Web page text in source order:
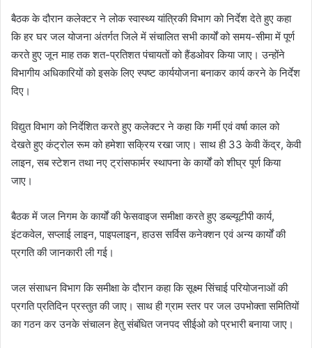
बैठक के दौरान कलेक्टर ने लोक स्वास्थ्य यांत्रिकी विभाग को निर्देश देते हुए कहा
कि हर घर जल योजना अंतर्गत जिले में संचालित सभी कार्यों को समय-सीमा में पूर्ण
करते हुए जून माह तक शत-प्रतिशत पंचायतों को हैंडओवर किया जाए। उन्होंने
विभागीय अधिकारियों को इसके लिए स्पष्ट कार्ययोजना बनाकर कार्य करने के निर्देश
दिए।
विद्युत विभाग को निर्देशित करते हुए कलेक्टर ने कहा कि गर्मी एवं वर्षा काल को
देखते हुए कंट्रोल रूम को हमेशा सक्रिय रखा जाए। साथ ही 33 केवी केंद्र, केवी
लाइन, सब स्टेशन तथा नए ट्रांसफार्मर स्थापना के कार्यों को शीघ्र पूर्ण किया
जाए।
बैठक में जल निगम के कार्यों की फेसवाइज समीक्षा करते हुए डब्ल्यूटीपी कार्य,
इंटकवेल, सप्लाई लाइन, पाइपलाइन, हाउस सर्विस कनेक्शन एवं अन्य कार्यों की
प्रगति की जानकारी ली गई।
जल संसाधन विभाग कि समीक्षा के दौरान कहा कि सूक्ष्म सिंचाई परियोजनाओं की
प्रगति प्रतिदिन प्रस्तुत की जाए। साथ ही ग्राम स्तर पर जल उपभोक्ता समितियों
का गठन कर उनके संचालन हेतु संबंधित जनपद सीईओ को प्रभारी बनाया जाए।